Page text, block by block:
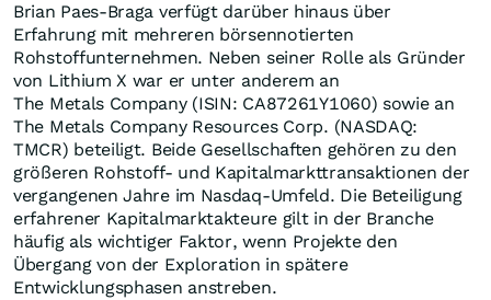
Brian Paes-Braga verfügt darüber hinaus über
Erfahrung mit mehreren börsennotierten
Rohstoffunternehmen. Neben seiner Rolle als Gründer
von Lithium X war er unter anderem an
The Metals Company (ISIN: CA87261Y1060) sowie an
The Metals Company Resources Corp. (NASDAQ:
TMCR) beteiligt. Beide Gesellschaften gehören zu den
größeren Rohstoff- und Kapitalmarkttransaktionen der
vergangenen Jahre im Nasdaq-Umfeld. Die Beteiligung
erfahrener Kapitalmarktakteure gilt in der Branche
häufig als wichtiger Faktor, wenn Projekte den
Übergang von der Exploration in spätere
Entwicklungsphasen anstreben.